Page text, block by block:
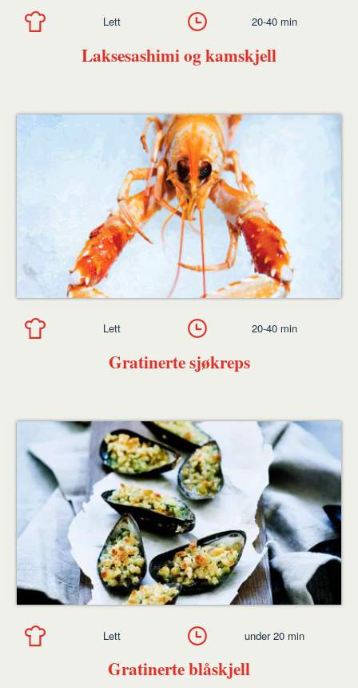
Laksesashimi og kamskjell
Lett 20-40 min
Gratinerte sjøkreps
Lett 20-40 min
Gratinerte blåskjell
Lett under 20 min